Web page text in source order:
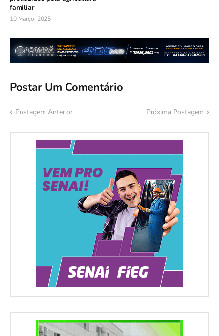
familiar
10 Março, 2025
Postar Um Comentário
Postagem Anterior Próxima Postagem